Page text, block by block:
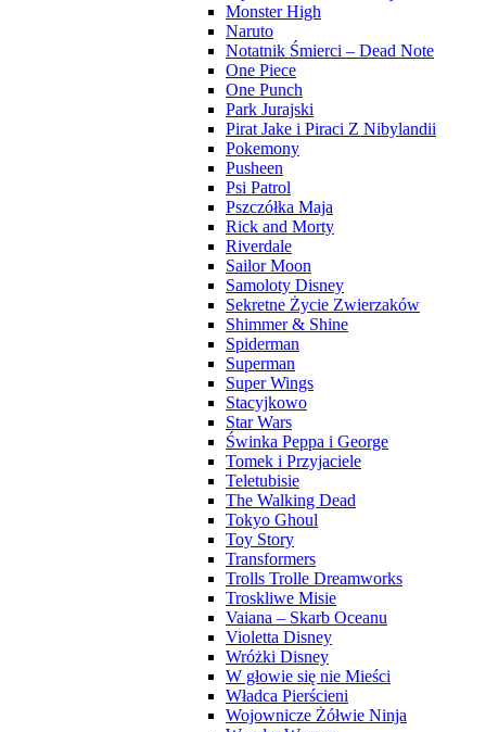
Monster High
Naruto
Notatnik Śmierci – Dead Note
One Piece
One Punch
Park Jurajski
Pirat Jake i Piraci Z Nibylandii
Pokemony
Pusheen
Psi Patrol
Pszczółka Maja
Rick and Morty
Riverdale
Sailor Moon
Samoloty Disney
Sekretne Życie Zwierzaków
Shimmer & Shine
Spiderman
Superman
Super Wings
Stacyjkowo
Star Wars
Świnka Peppa i George
Tomek i Przyjaciele
Teletubisie
The Walking Dead
Tokyo Ghoul
Toy Story
Transformers
Trolls Trolle Dreamworks
Troskliwe Misie
Vaiana – Skarb Oceanu
Violetta Disney
Wróżki Disney
W głowie się nie Mieści
Władca Pierścieni
Wojownicze Żółwie Ninja